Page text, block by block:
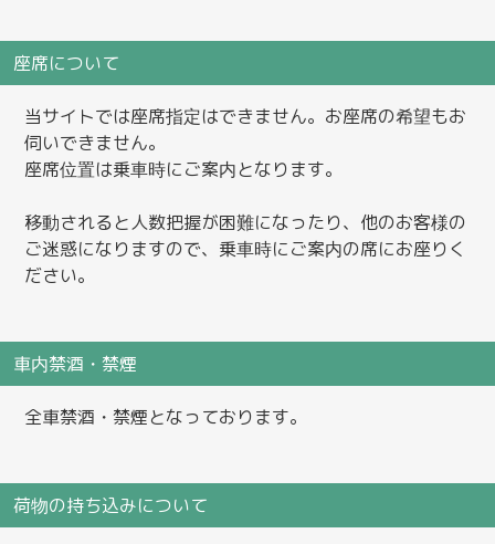
座席について
当サイトでは座席指定はできません。お座席の希望もお
伺いできません。
座席位置は乗車時にご案内となります。
移動されると人数把握が困難になったり、他のお客様の
ご迷惑になりますので、乗車時にご案内の席にお座りく
ださい。
車内禁酒・禁煙
全車禁酒・禁煙となっております。
荷物の持ち込みについて